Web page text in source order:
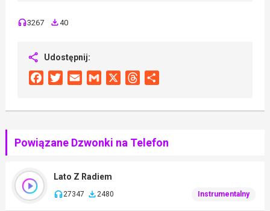
3267 40
Udostępnij:
FacebookTwitterEmail Gmail Threads
Powiązane Dzwonki na Telefon
Lato Z Radiem
27347 2480 Instrumentalny